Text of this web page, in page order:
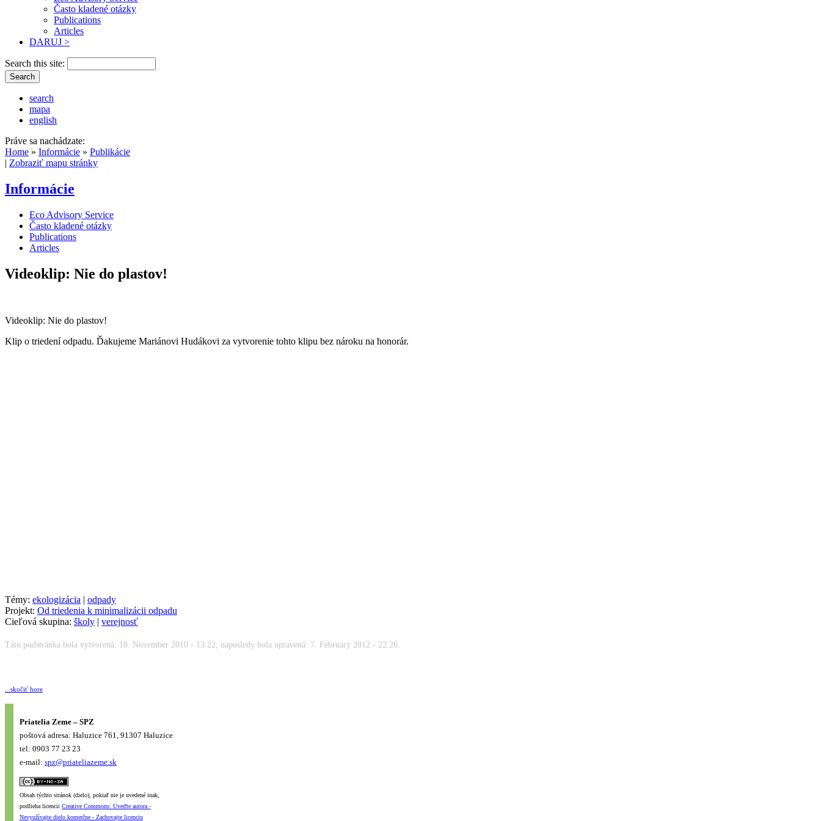
Často kladené otázky
Publications
Articles
DARUJ >
Search this site:
search
mapa
english
Práve sa nachádzate:
Home » Informácie » Publikácie
| Zobraziť mapu stránky
Informácie
Eco Advisory Service
Často kladené otázky
Publications
Articles
Videoklip: Nie do plastov!
Videoklip: Nie do plastov!
Klip o triedení odpadu. Ďakujeme Mariánovi Hudákovi za vytvorenie tohto klipu bez nároku na honorár.
Témy: ekologizácia | odpady
Projekt: Od triedenia k minimalizácii odpadu
Cieľová skupina: školy | verejnosť
Táto podstránka bola vytvorená: 18. November 2010 - 13:22, naposledy bola upravená: 7. February 2012 - 22:26.
...skočiť hore
Priatelia Zeme – SPZ
poštová adresa: Haluzice 761, 91307 Haluzice
tel: 0903 77 23 23
e-mail: spz@priateliazeme.sk
Obsah týchto stránok (dielo), pokiaľ nie je uvedené inak,
podlieha licencii Creative Commons: Uveďte autora -
Nevyužívajte dielo komerčne - Zachovajte licenciu